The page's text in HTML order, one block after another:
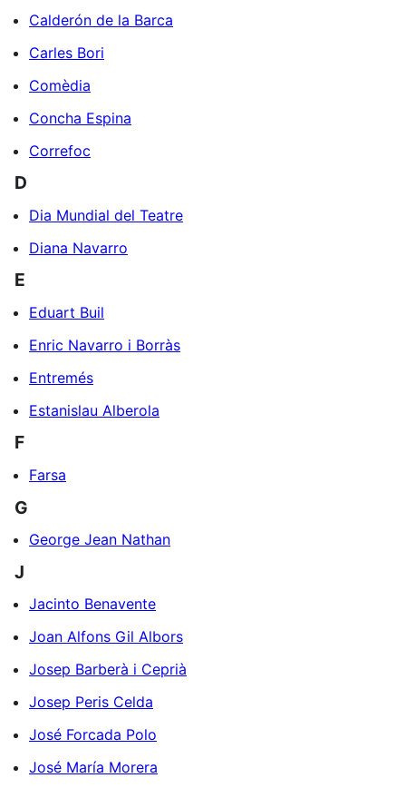
Calderón de la Barca
Carles Bori
Comèdia
Concha Espina
Correfoc
D
Dia Mundial del Teatre
Diana Navarro
E
Eduart Buil
Enric Navarro i Borràs
Entremés
Estanislau Alberola
F
Farsa
G
George Jean Nathan
J
Jacinto Benavente
Joan Alfons Gil Albors
Josep Barberà i Ceprià
Josep Peris Celda
José Forcada Polo
José María Morera